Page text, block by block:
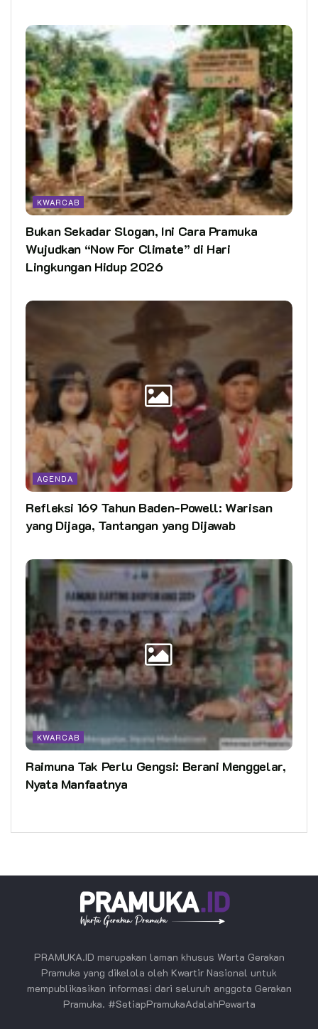
KWARCAB
Bukan Sekadar Slogan, Ini Cara Pramuka
Wujudkan “Now For Climate” di Hari
Lingkungan Hidup 2026
AGENDA
Refleksi 169 Tahun Baden-Powell: Warisan
yang Dijaga, Tantangan yang Dijawab
KWARCAB
Raimuna Tak Perlu Gengsi: Berani Menggelar,
Nyata Manfaatnya
PRAMUKA.ID merupakan laman khusus Warta Gerakan
Pramuka yang dikelola oleh Kwartir Nasional untuk
mempublikasikan informasi dari seluruh anggota Gerakan
Pramuka. #SetiapPramukaAdalahPewarta